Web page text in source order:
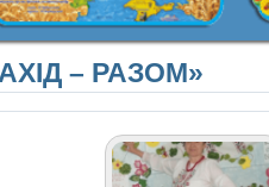
– РАЗОМ»